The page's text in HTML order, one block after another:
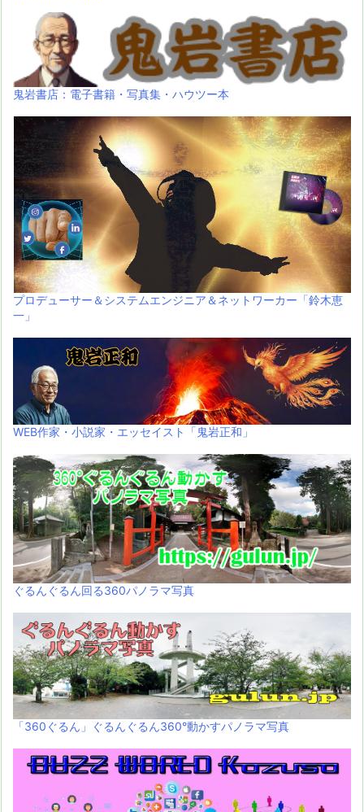
鬼岩書店：電子書籍・写真集・ハウツー本
プロデューサー＆システムエンジニア＆ネットワーカー「鈴木恵
一」
WEB作家・小説家・エッセイスト「鬼岩正和」
ぐるんぐるん回る360パノラマ写真
「360ぐるん」ぐるんぐるん360°動かすパノラマ写真